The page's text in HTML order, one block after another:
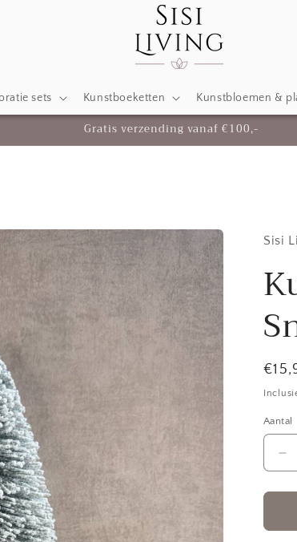
sets Kunstboeketten Kunstbloemen &
Gratis verzending vanaf €100,-
Sisi
prijs
Aantal